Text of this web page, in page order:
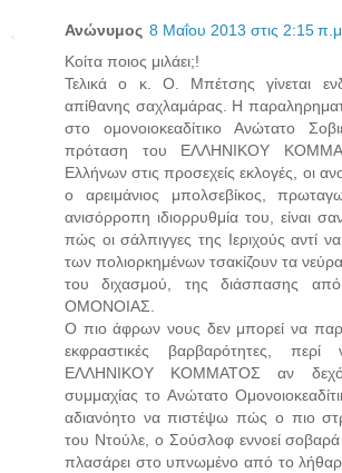
Ανώνυμος 8 Μαΐου 2013 στις 2:15 π.μ.
Κοίτα ποιος μιλάει;!
Τελικά ο κ. Ο. Μπέτσης γίνεται
απίθανης σαχλαμάρας. Η
στο ομονοιοκεαδίτικο Ανώτατο
πρόταση του ΕΛΛΗΝΙΚΟΥ
Ελλήνων στις προσεχείς εκλογές, οι
ο αρειμάνιος μπολσεβίκος,
ανισόρροπη ιδιορρυθμία του, είναι
πώς οι σάλπιγγες της Ιεριχούς αντί
των πολιορκημένων τσακίζουν τα
του διχασμού, της διάσπασης
ΟΜΟΝΟΙΑΣ.
Ο πιο άφρων νους δεν μπορεί να
εκφραστικές βαρβαρότητες, περί
ΕΛΛΗΝΙΚΟΥ ΚΟΜΜΑΤΟΣ αν
συμμαχίας το Ανώτατο
αδιανόητο να πιστέψω πώς ο πιο
του Ντούλε, ο Σούσλοφ εννοεί
πλασάρει στο υπνωμένο από το